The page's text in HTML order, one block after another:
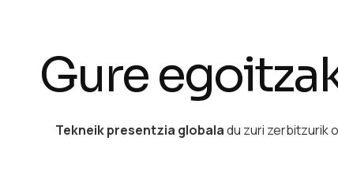
Gure
Tekneikpresentzia globaladu zuri zerbitzurik